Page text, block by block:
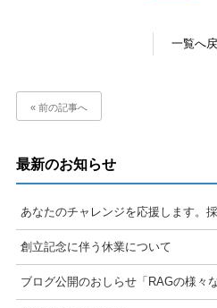
一覧へ
« 前の記事へ
最新のお知らせ
あなたのチャレンジを応援します。
創立記念に伴う休業について
ブログ公開のおしらせ「RAGの様々